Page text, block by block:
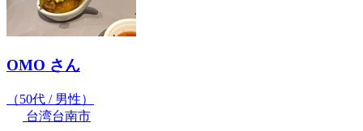
OMO さん
（50代 / 男性）
台湾台南市